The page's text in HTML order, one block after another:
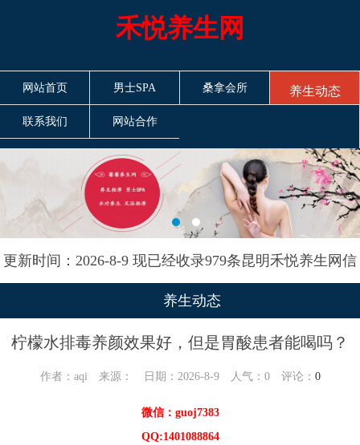
禾悦养生网
网站首页 男士SPA 桑拿会所 养生动态
联系我们 网站合作
更新时间：2026-8-9 现已经收录979条昆明禾悦养生网信
息
养生动态
柠檬水排毒养颜效果好，但是胃酸患者能喝吗？
作者：aqi 来源： 日期：2026-8-9 人气： 0评论： 0
微信：guoj7383
QQ:1401088864